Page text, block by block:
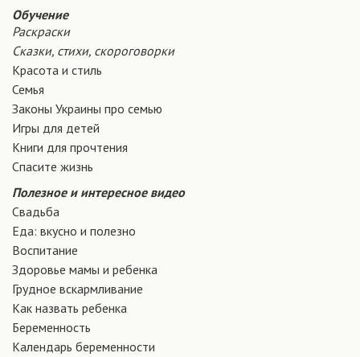
Обучение
Раскраски
Сказки, стихи, скороговорки
Красота и стиль
Семья
Законы Украины про семью
Игры для детей
Книги для прочтения
Спасите жизнь
Полезное и интересное видео
Свадьба
Еда: вкусно и полезно
Воспитание
Здоровье мамы и ребенка
Грудное вскармливание
Как назвать ребенка
Беременность
Календарь беременности